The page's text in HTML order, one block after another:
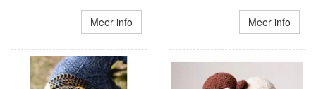
Meer info Meer info